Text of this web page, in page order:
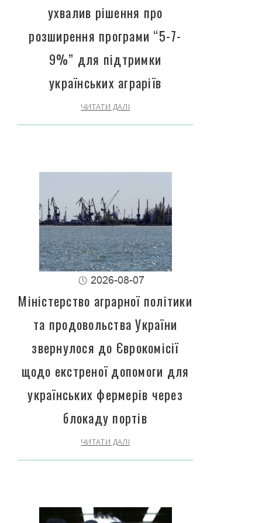
ухвалив рішення про
розширення програми “5-7-
9%” для підтримки
українських аграріїв
ЧИТАТИ ДАЛІ
2026-08-07
Міністерство аграрної політики
та продовольства України
звернулося до Єврокомісії
щодо екстреної допомоги для
українських фермерів через
блокаду портів
ЧИТАТИ ДАЛІ